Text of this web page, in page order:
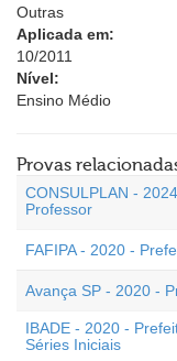
Outras
Aplicada em:
10/2011
Nível:
Ensino Médio
Provas
CONSULPLAN -
Professor
FAFIPA - 2020 -
Avança SP - 2020 -
IBADE - 2020 -
Séries Iniciais